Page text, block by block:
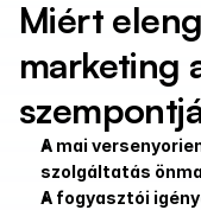
Miért
marketing
A mai
szolgáltatás
A fogyasztói